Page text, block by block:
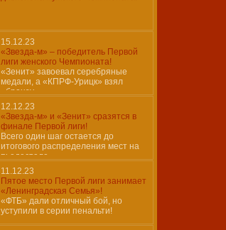
15.12.23
«Звезда-м» – победитель Первой
лиги женского Чемпионата!
«Зенит» завоевал серебряные
медали, а «КПРФ-Урицк» взял
«бронзу»
12.12.23
«Звезда-м» и «Зенит» сразятся в
финале Первой лиги!
Всего один шаг остается до
итогового распределения мест на
пьедестале
11.12.23
Пятое место Первой лиги занимает
«Ленинградская Семья»!
«ФТБ» дали отличный бой, но
уступили в серии пенальти!